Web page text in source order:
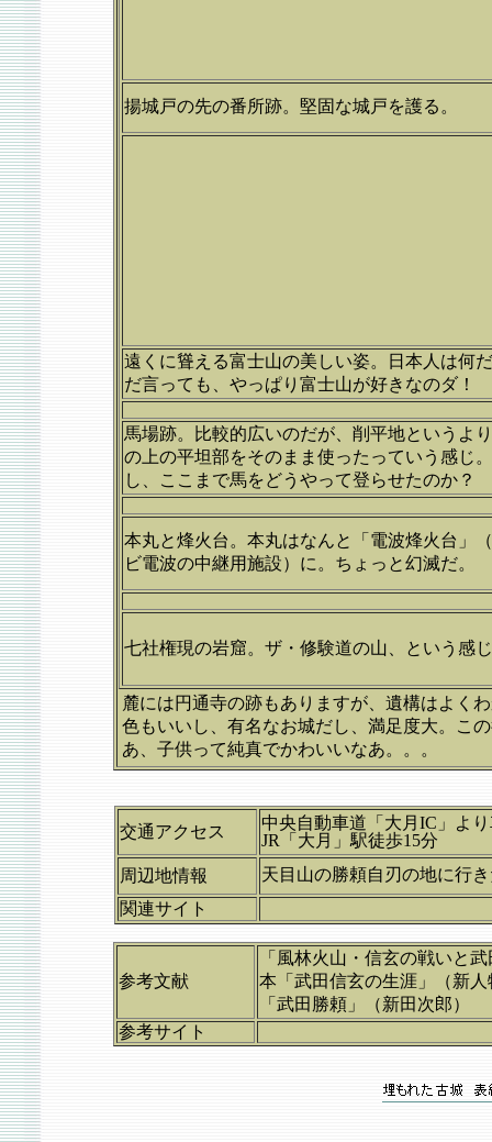
揚城戸の先の番所跡。堅固な城戸を護る。
遠くに聳える富士山の美しい姿。日本人は何
だ言っても、やっぱり富士山が好きなのダ！
馬場跡。比較的広いのだが、削平地というよ
の上の平坦部をそのまま使ったっていう感じ
し、ここまで馬をどうやって登らせたのか？
本丸と烽火台。本丸はなんと「電波烽火台」
ビ電波の中継用施設）に。ちょっと幻滅だ。
七社権現の岩窟。ザ・修験道の山、という感
麓には円通寺の跡もありますが、遺構はよく
色もいいし、有名なお城だし、満足度大。こ
あ、子供って純真でかわいいなあ。。。
交通アクセス
中央自動車道「大月IC」よ
JR「大月」駅徒歩15分
周辺地情報
天目山の勝頼自刃の地に行
関連サイト
参考文献
「風林火山・信玄の戦いと
本「武田信玄の生涯」（新
「武田勝頼」（新田次郎）
参考サイト